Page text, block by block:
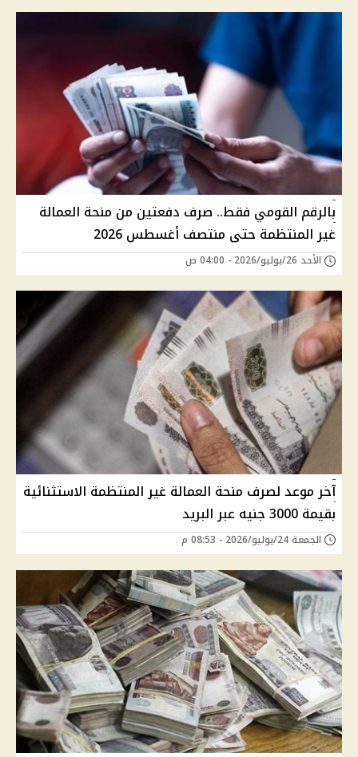
بالرقم القومي فقط.. صرف دفعتين من منحة العمالة
غير المنتظمة حتى منتصف أغسطس 2026
الأحد 26/يوليو/2026 - 04:00 ص
آخر موعد لصرف منحة العمالة غير المنتظمة الاستثنائية
بقيمة 3000 جنيه عبر البريد
الجمعة 24/يوليو/2026 - 08:53 م